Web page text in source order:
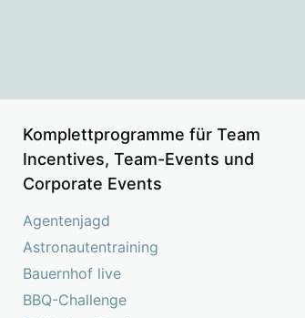
Komplettprogramme für Team
Incentives, Team-Events und
Corporate Events
Agentenjagd
Astronautentraining
Bauernhof live
BBQ-Challenge